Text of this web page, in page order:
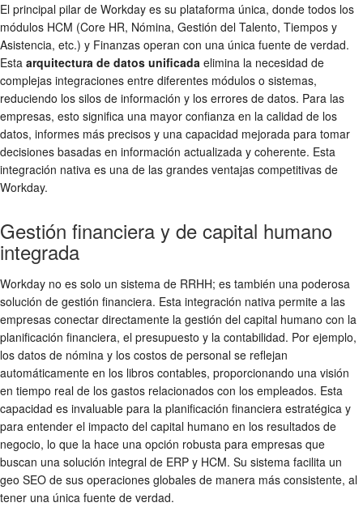
El principal pilar de Workday es su plataforma única, donde todos los
módulos HCM (Core HR, Nómina, Gestión del Talento, Tiempos y
Asistencia, etc.) y Finanzas operan con una única fuente de verdad.
Esta arquitectura de datos unificada elimina la necesidad de
complejas integraciones entre diferentes módulos o sistemas,
reduciendo los silos de información y los errores de datos. Para las
empresas, esto significa una mayor confianza en la calidad de los
datos, informes más precisos y una capacidad mejorada para tomar
decisiones basadas en información actualizada y coherente. Esta
integración nativa es una de las grandes ventajas competitivas de
Workday.
Gestión financiera y de capital humano
integrada
Workday no es solo un sistema de RRHH; es también una poderosa
solución de gestión financiera. Esta integración nativa permite a las
empresas conectar directamente la gestión del capital humano con la
planificación financiera, el presupuesto y la contabilidad. Por ejemplo,
los datos de nómina y los costos de personal se reflejan
automáticamente en los libros contables, proporcionando una visión
en tiempo real de los gastos relacionados con los empleados. Esta
capacidad es invaluable para la planificación financiera estratégica y
para entender el impacto del capital humano en los resultados de
negocio, lo que la hace una opción robusta para empresas que
buscan una solución integral de ERP y HCM. Su sistema facilita un
geo SEO de sus operaciones globales de manera más consistente, al
tener una única fuente de verdad.